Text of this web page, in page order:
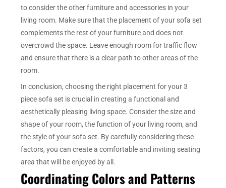
to consider the other furniture and accessories in your
living room. Make sure that the placement of your sofa set
complements the rest of your furniture and does not
overcrowd the space. Leave enough room for traffic flow
and ensure that there is a clear path to other areas of the
room.
In conclusion, choosing the right placement for your 3
piece sofa set is crucial in creating a functional and
aesthetically pleasing living space. Consider the size and
shape of your room, the function of your living room, and
the style of your sofa set. By carefully considering these
factors, you can create a comfortable and inviting seating
area that will be enjoyed by all.
Coordinating Colors and Patterns